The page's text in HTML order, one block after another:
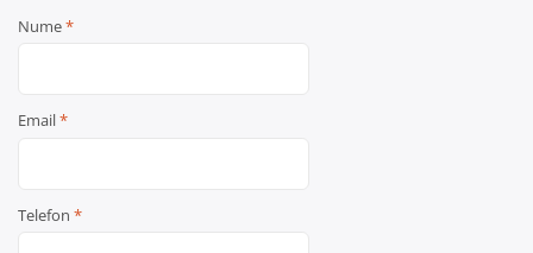
Nume*
Email*
Telefon *